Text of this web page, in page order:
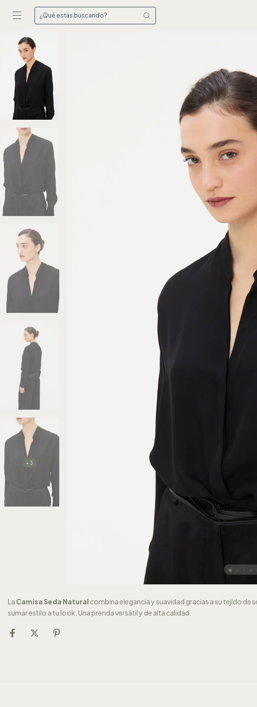
+3
La Camisa Seda Natural combina elegancia y suavidad gracias a su tejido
sumar estilo a tu look. Una prenda versátil y de alta calidad.